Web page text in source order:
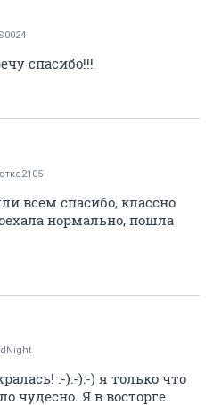
спасибо!!!
всем спасибо, классно
нормально, пошла
:-):-):-) я только что
чудесно. Я в восторге.